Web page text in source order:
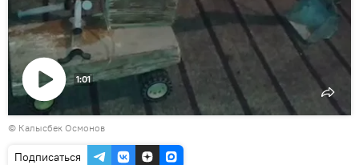
Воспроизвести
видео
1:01
© Калысбек Осмонов
Подписаться